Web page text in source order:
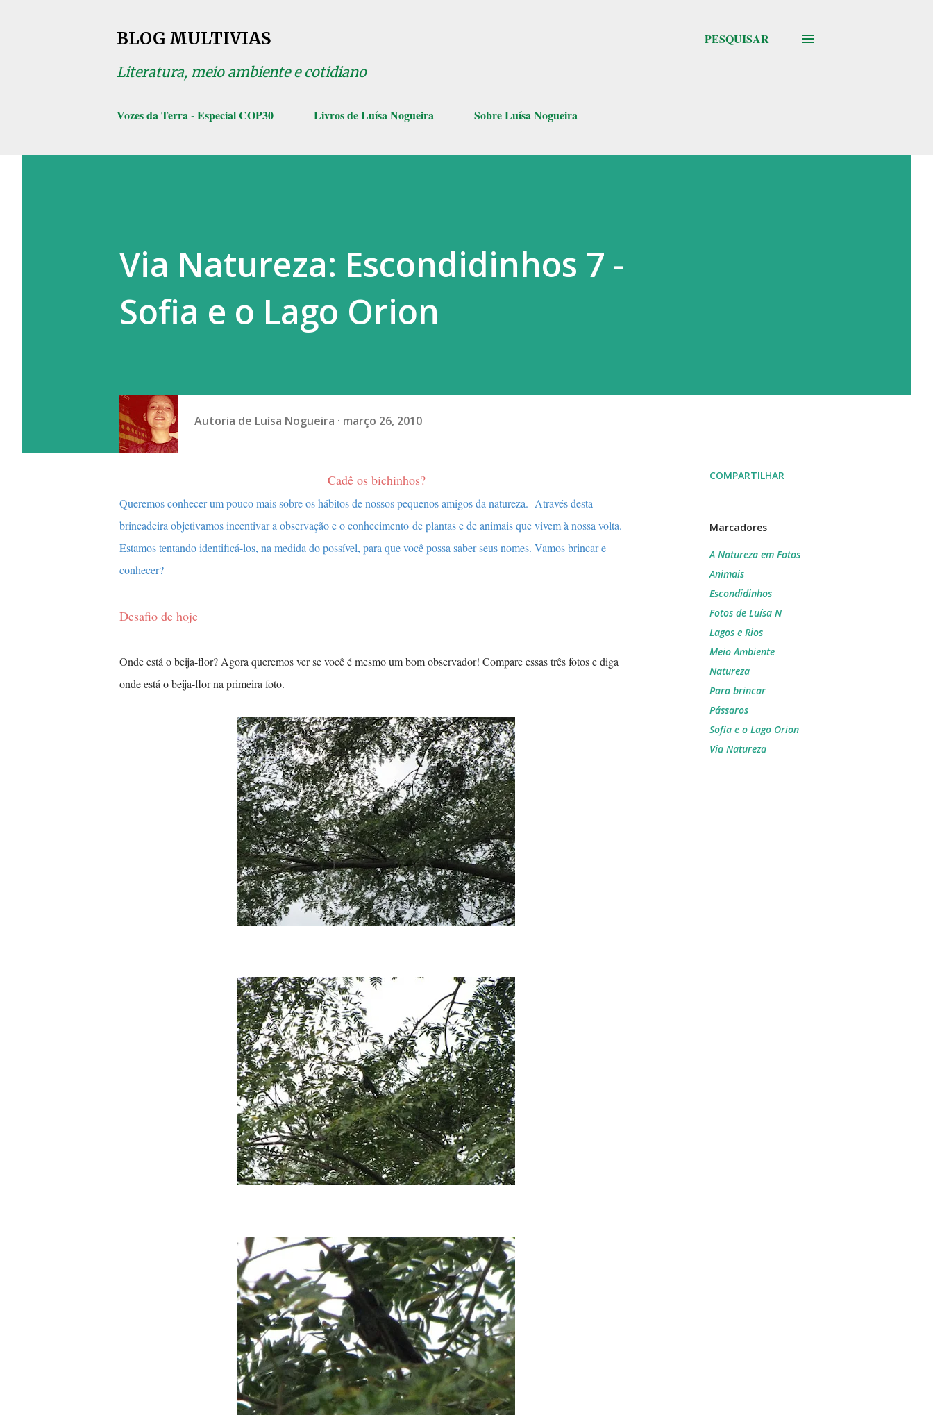
BLOG MULTIVIAS
Literatura, meio ambiente e cotidiano
PESQUISAR
Vozes da Terra - Especial COP30 Livros de Luísa Nogueira Sobre Luísa Nogueira
Via Natureza: Escondidinhos 7 -
Sofia e o Lago Orion
Autoria de Luísa Nogueira março 26, 2010
Cadê os bichinhos?
Queremos conhecer um pouco mais sobre os hábitos de nossos pequenos amigos da natureza. Através desta
brincadeira objetivamos incentivar a observação e o conhecimento de plantas e de animais que vivem à nossa volta.
Estamos tentando identificá-los, na medida do possível, para que você possa saber seus nomes. Vamos brincar e
conhecer?
Desafio de hoje
Onde está o beija-flor? Agora queremos ver se você é mesmo um bom observador! Compare essas três fotos e diga
onde está o beija-flor na primeira foto.
COMPARTILHAR
Marcadores
A Natureza em Fotos
Animais
Escondidinhos
Fotos de Luísa N
Lagos e Rios
Meio Ambiente
Natureza
Para brincar
Pássaros
Sofia e o Lago Orion
Via Natureza